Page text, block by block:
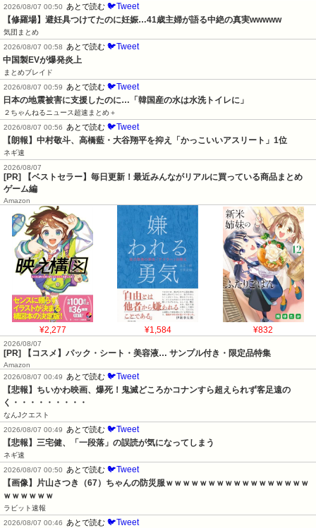
2026/08/07 00:50
あとで読む 🐦Tweet
【修羅場】避妊具つけてたのに妊娠…41歳主婦が語る中絶の真実wwwww
気団まとめ
2026/08/07 00:58
あとで読む 🐦Tweet
中国製EVが爆発炎上
まとめブレイド
2026/08/07 00:59
あとで読む 🐦Tweet
日本の地震被害に支援したのに…「韓国産の水は水洗トイレに」
２ちゃんねるニュース超速まとめ＋
2026/08/07 00:56
あとで読む 🐦Tweet
【朗報】中村敬斗、高橋藍・大谷翔平を抑え「かっこいいアスリート」1位
ネギ速
2026/08/07
[PR] 【ベストセラー】毎日更新！最近みんながリアルに買っている商品まとめ
ゲーム編
Amazon
¥2,277 ¥1,584 ¥832
2026/08/07
[PR] 【コスメ】パック・シート・美容液… サンプル付き・限定品特集
Amazon
2026/08/07 00:49
あとで読む 🐦Tweet
【悲報】ちいかわ映画、爆死！鬼滅どころかコナンすら超えられず客足遠の
く・・・・・・・・・
なんJクエスト
2026/08/07 00:49
あとで読む 🐦Tweet
【悲報】三宅健、「一段落」の誤読が気になってしまう
ネギ速
2026/08/07 00:50
あとで読む 🐦Tweet
【画像】片山さつき（67）ちゃんの防災服ｗｗｗｗｗｗｗｗｗｗｗｗｗｗｗｗｗ
ｗｗｗｗｗｗ
ラビット速報
2026/08/07 00:46
あとで読む 🐦Tweet